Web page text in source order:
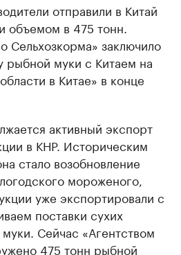
отправили в Китай
объемом в 475 тонн.
Сельхозкорма» заключило
рыбной муки с Китаем на
в Китае» в конце
активный экспорт
в КНР. Историческим
стало возобновление
мороженого,
уже экспортировали с
поставки сухих
Сейчас «Агентством
475 тонн рыбной